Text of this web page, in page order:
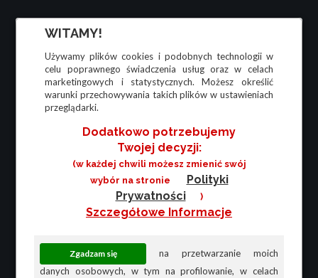
WITAMY!
Używamy plików cookies i podobnych technologii w
celu poprawnego świadczenia usług oraz w celach
marketingowych i statystycznych. Możesz określić
warunki przechowywania takich plików w ustawieniach
przeglądarki.
Dodatkowo potrzebujemy
Twojej decyzji:
(w każdej chwili możesz zmienić swój
wybór na stronie
Polityki
Prywatności
)
Szczegółowe Informacje
na przetwarzanie moich
danych osobowych, w tym na profilowanie, w celach